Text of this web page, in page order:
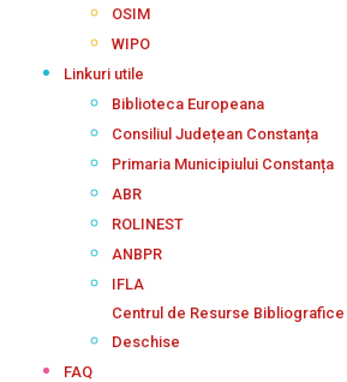
OSIM
WIPO
Linkuri utile
Biblioteca Europeana
Consiliul Județean Constanța
Primaria Municipiului Constanța
ABR
ROLINEST
ANBPR
IFLA
Centrul de Resurse
Deschise
FAQ